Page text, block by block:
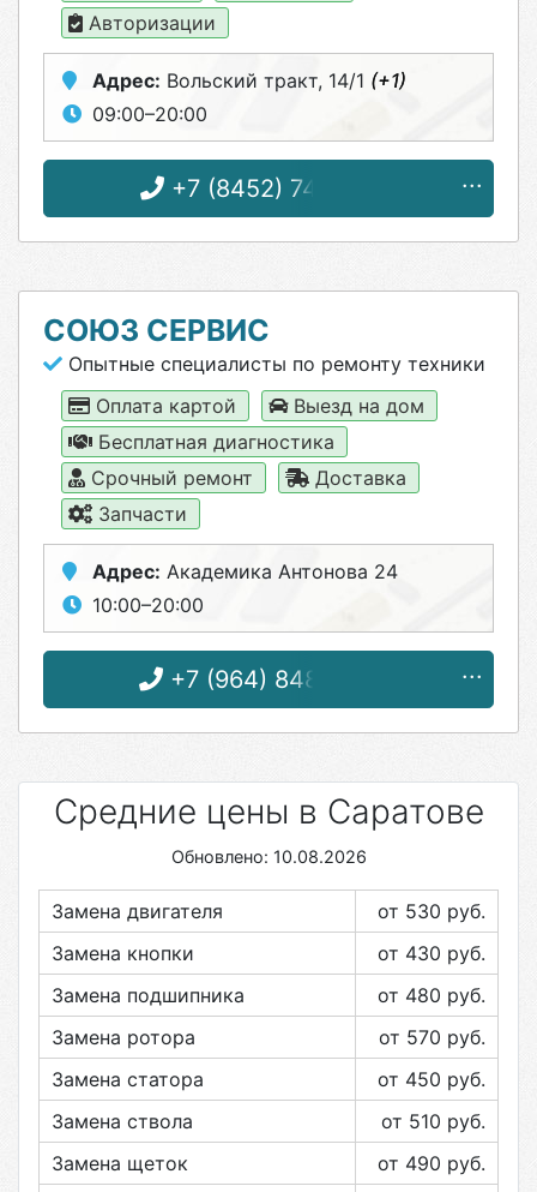
Авторизации
Адрес: Вольский тракт, 14/1 (+1)
09:00–20:00
+7 (8452) 74-45-66
СОЮЗ СЕРВИС
Опытные специалисты по ремонту техники
Оплата картой
Выезд на дом
Бесплатная диагностика
Срочный ремонт
Доставка
Запчасти
Адрес: Академика Антонова 24
10:00–20:00
+7 (964) 848-79-83
Средние цены в Саратове
Обновлено: 10.08.2026
Замена двигателя от 530 руб.
Замена кнопки
от 430 руб.
Замена подшипника
от 480 руб.
Замена ротора
от 570 руб.
Замена статора
от 450 руб.
Замена ствола
от 510 руб.
Замена щеток
от 490 руб.